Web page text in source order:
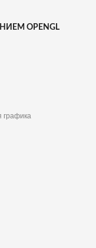
OPENGL
графика